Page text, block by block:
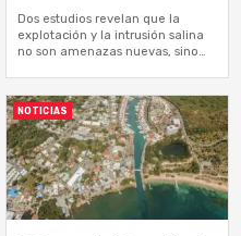
Dos estudios revelan que la
explotación y la intrusión salina
no son amenazas nuevas, sino
Rico
NOTICIAS